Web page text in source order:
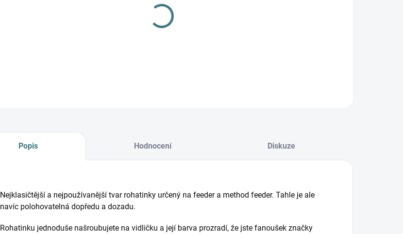
Popis Hodnocení Diskuze
Nejklasičtější a nejpoužívanější tvar rohatinky určený na feeder a method feeder. Tahle je ale
navíc polohovatelná dopředu a dozadu.
Rohatinku jednoduše našroubujete na vidličku a její barva prozradí, že jste fanoušek značky